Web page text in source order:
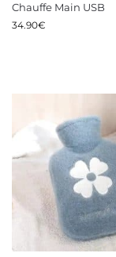
Chauffe Main USB
34.90€